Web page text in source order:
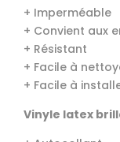
+ Imperméable
+ Convient aux
+ Résistant
+ Facile à
+ Facile à
Vinyle latex